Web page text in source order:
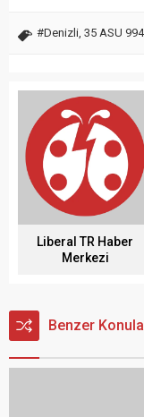
#Denizli, 35 ASU 994
Liberal TR Haber
Merkezi
Benzer